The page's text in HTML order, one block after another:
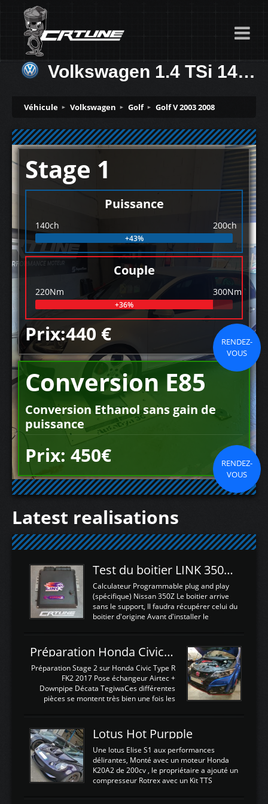
Volkswagen 1.4 TSi 140ch
Véhicule Volkswagen Golf Golf V 2003 2008
Stage 1
Puissance
140ch 200ch
+43%
Couple
220Nm 300Nm
+36%
Prix:440 €
RENDEZ-
VOUS
Conversion E85
Conversion Ethanol sans gain de
puissance
Prix: 450€
RENDEZ-
VOUS
Latest realisations
Test du boitier LINK 350Z Plugin ECU
Calculateur Programmable plug and play
(spécifique) Nissan 350Z Le boitier arrive
sans le support, Il faudra récupérer celui du
boitier d'origine Avant d'installer le
d'envoyer l'information de la large bande
dans le boitier. sydney sweeney deepfake
La sortie 0-5V de l'afr sera connectée sur
l'entrée AN Volt 8 et GndAN pour
Analogique, et Volt car l'information est une
tension (Pas une résistance variable d'un
est temps de brancher le ...
Préparation Honda Civic Type R FK2
Préparation Stage 2 sur Honda Civic Type R
FK2 2017 Pose échangeur Airtec +
Downpipe Décata TegiwaCes différentes
pièces se montent très bien une fois les
légere découpe du plastique inferieur,
negénant en rien la structure ou le
fonctionnement du fond plat. Une
reprogrammation Stage 2 est faite sur le
calculateur d'origine. Une alternative
économique au passage sur Hondata
d'origine 310cv et 400Nn , Une fois
Lotus Hot Purpple
Une lotus Elise S1 aux performances
délirantes, Monté avec un moteur Honda
K20A2 de 200cv , le propriétaire a ajouté un
compresseur Rotrex avec un Kit TTS